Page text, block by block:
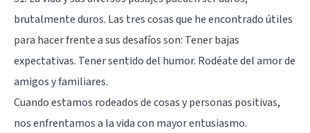
brutalmente duros. Las tres cosas que he encontrado útiles
para hacer frente a sus desafíos son: Tener bajas
expectativas. Tener sentido del humor. Rodéate del amor de
amigos y familiares.
Cuando estamos rodeados de cosas y personas positivas,
nos enfrentamos a la vida con mayor entusiasmo.